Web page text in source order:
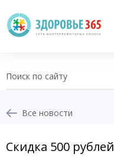
Все новости
Скидка 500 рублей